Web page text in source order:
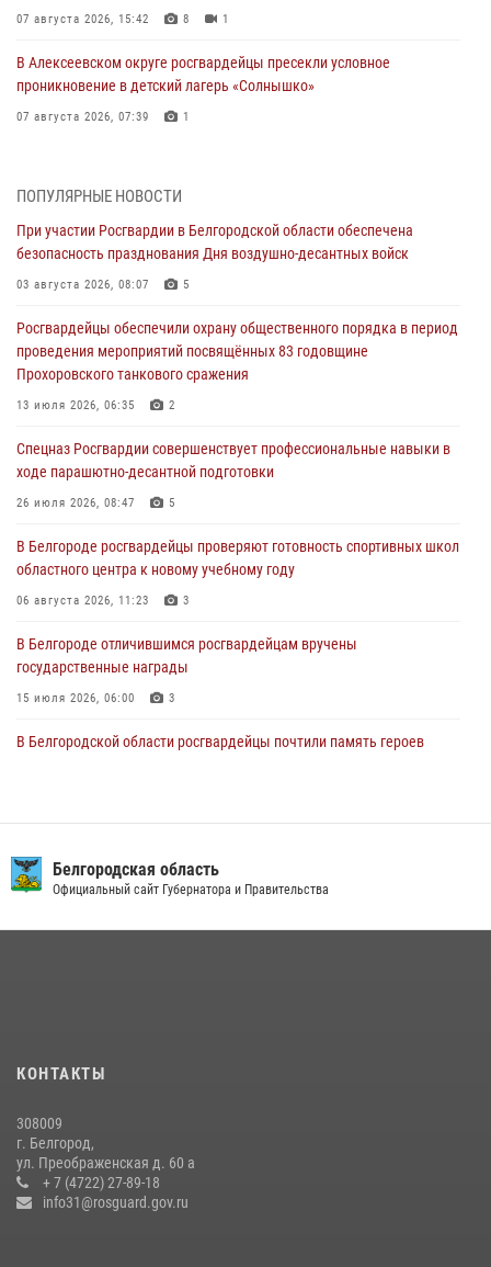
07 августа 2026, 15:42 8 1
В Алексеевском округе росгвардейцы пресекли условное
проникновение в детский лагерь «Солнышко»
07 августа 2026, 07:39 1
Подвиги героев‑росгвардейцев увековечили в новой музейной
экспозиции белгородского музея‑диорамы «Курская битва.
06 августа 2026, 12:05 3
В Белгороде росгвардейцы проверяют готовность спортивных школ
областного центра к новому учебному году
Росгвардия обеспечила общественную безопасность празднования
83-й годовщины освобождения г. Белгорода от немецко -
06 августа 2026, 06:54 3
Офицеры Росгвардии и ветераны войск правопорядка почтили
05 августа 2026, 17:12 2
ПОПУЛЯРНЫЕ НОВОСТИ
При участии Росгвардии в Белгородской области обеспечена
безопасность празднования Дня воздушно-десантных войск
03 августа 2026, 08:07 5
Росгвардейцы обеспечили охрану общественного порядка в период
проведения мероприятий посвящённых 83 годовщине
Прохоровского танкового сражения
13 июля 2026, 06:35 2
Спецназ Росгвардии совершенствует профессиональные навыки в
ходе парашютно-десантной подготовки
26 июля 2026, 08:47 5
В Белгороде росгвардейцы проверяют готовность спортивных школ
областного центра к новому учебному году
06 августа 2026, 11:23 3
В Белгороде отличившимся росгвардейцам вручены
государственные награды
15 июля 2026, 06:00 3
В Белгородской области росгвардейцы почтили память героев
беседу по профилактике аварийности
09 июля 2026, 10:07
Белгородские росгвардейцы задержали рецидивиста за попытку
кражи из магазина
14 июля 2026, 07:13
Белгородская область
Официальный сайт Губернатора и Правительства
КОНТАКТЫ
308009
г. Белгород,
ул. Преображенская д. 60 а
+ 7 (4722) 27-89-18
info31@rosguard.gov.ru